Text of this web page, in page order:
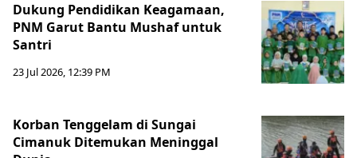
Dukung Pendidikan Keagamaan,
PNM Garut Bantu Mushaf untuk
Santri
23 Jul 2026, 12:39 PM
Korban Tenggelam di Sungai
Cimanuk Ditemukan Meninggal